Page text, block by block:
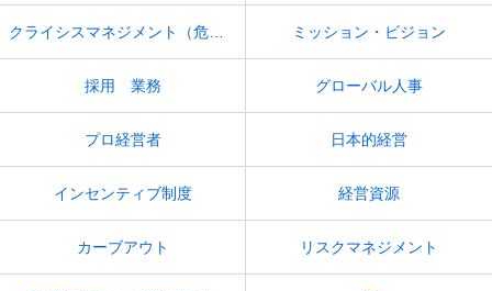
ミッション・ビジョン
採用 業務 グローバル人事
プロ経営者 日本的経営
インセンティブ制度 経営資源
カーブアウト リスクマネジメント